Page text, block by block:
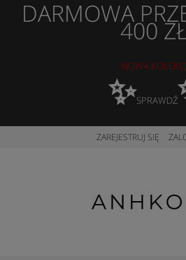
DARMOWA
400
NOWA
✨SPRAWDŹ
ZAREJESTRUJ SIĘ